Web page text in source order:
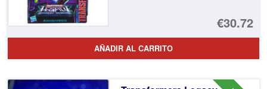
€30.72
AÑADIR AL CARRITO